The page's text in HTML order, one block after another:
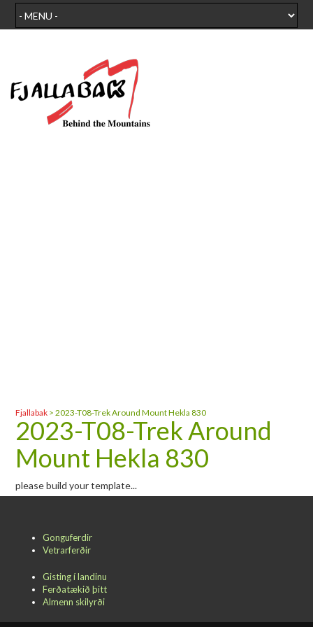
Fjallabak >2023-T08-Trek Around Mount Hekla 830
2023-T08-Trek Around
Mount Hekla 830
please build your template...
Gonguferdir
Vetrarferðir
Gisting í landinu
Ferðatækið þitt
Almenn skilyrði